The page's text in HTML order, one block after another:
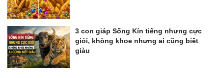
3 con giáp Sống Kín tiếng nhưng cực
giỏi, không khoe nhưng ai cũng biết
giàu